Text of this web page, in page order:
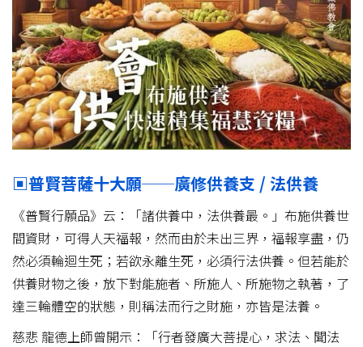
▣普賢菩薩十大願──廣修供養支 / 法供養
《普賢行願品》云：「諸供養中，法供養最。」布施供養世
間資財，可得人天福報，然而由於未出三界，福報享盡，仍
然必須輪迴生死；若欲永離生死，必須行法供養。但若能於
供養財物之後，放下對能施者、所施人、所施物之執著，了
達三輪體空的狀態，則稱法而行之財施，亦皆是法養。
慈悲 龍德上師曾開示：「行者發廣大菩提心，求法、聞法